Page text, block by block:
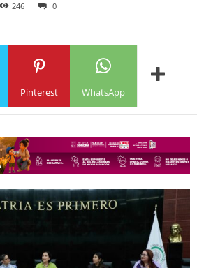
246 0
Pinterest WhatsApp